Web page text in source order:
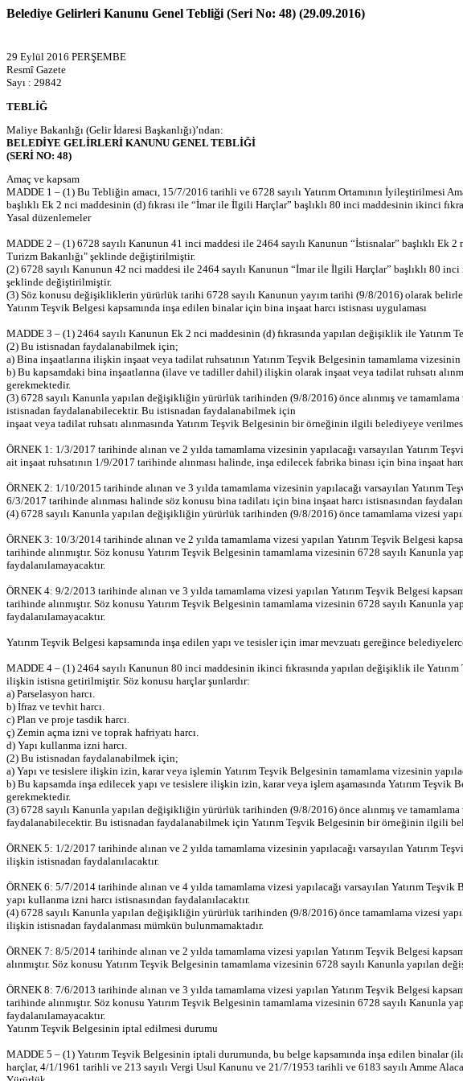
Belediye Gelirleri Kanunu Genel Tebliği (Seri No: 48) (29.09.2016)
29 Eylül 2016 PERŞEMBE
Resmî Gazete
Sayı : 29842
TEBLİĞ
Maliye Bakanlığı (Gelir İdaresi Başkanlığı)’ndan:
BELEDİYE GELİRLERİ KANUNU GENEL TEBLİĞİ
(SERİ NO: 48)
Amaç ve kapsam
MADDE 1 – (1) Bu Tebliğin amacı, 15/7/2016 tarihli ve 6728 sayılı Yatırım Ortamının İyileştirilmesi
başlıklı Ek 2 nci maddesinin (d) fıkrası ile “İmar ile İlgili Harçlar” başlıklı 80 inci maddesinin ikinci
Yasal düzenlemeler
MADDE 2 – (1) 6728 sayılı Kanunun 41 inci maddesi ile 2464 sayılı Kanunun “İstisnalar” başlıklı Ek
Turizm Bakanlığı" şeklinde değiştirilmiştir.
(2) 6728 sayılı Kanunun 42 nci maddesi ile 2464 sayılı Kanunun “İmar ile İlgili Harçlar” başlıklı 80
şeklinde değiştirilmiştir.
(3) Söz konusu değişikliklerin yürürlük tarihi 6728 sayılı Kanunun yayım tarihi (9/8/2016) olarak
Yatırım Teşvik Belgesi kapsamında inşa edilen binalar için bina inşaat harcı istisnası uygulaması
MADDE 3 – (1) 2464 sayılı Kanunun Ek 2 nci maddesinin (d) fıkrasında yapılan değişiklik ile
(2) Bu istisnadan faydalanabilmek için;
a) Bina inşaatlarına ilişkin inşaat veya tadilat ruhsatının Yatırım Teşvik Belgesinin tamamlama vizesinin
b) Bu kapsamdaki bina inşaatlarına (ilave ve tadiller dahil) ilişkin olarak inşaat veya tadilat ruhsatı
gerekmektedir.
(3) 6728 sayılı Kanunla yapılan değişikliğin yürürlük tarihinden (9/8/2016) önce alınmış ve
istisnadan faydalanabilecektir. Bu istisnadan faydalanabilmek için
inşaat veya tadilat ruhsatı alınmasında Yatırım Teşvik Belgesinin bir örneğinin ilgili belediyeye
ÖRNEK 1: 1/3/2017 tarihinde alınan ve 2 yılda tamamlama vizesinin yapılacağı varsayılan Yatırım
ait inşaat ruhsatının 1/9/2017 tarihinde alınması halinde, inşa edilecek fabrika binası için bina inşaat
ÖRNEK 2: 1/10/2015 tarihinde alınan ve 3 yılda tamamlama vizesinin yapılacağı varsayılan Yatırım
6/3/2017 tarihinde alınması halinde söz konusu bina tadilatı için bina inşaat harcı istisnasından
(4) 6728 sayılı Kanunla yapılan değişikliğin yürürlük tarihinden (9/8/2016) önce tamamlama vizesi
ÖRNEK 3: 10/3/2014 tarihinde alınan ve 2 yılda tamamlama vizesi yapılan Yatırım Teşvik Belgesi
tarihinde alınmıştır. Söz konusu Yatırım Teşvik Belgesinin tamamlama vizesinin 6728 sayılı
faydalanılamayacaktır.
ÖRNEK 4: 9/2/2013 tarihinde alınan ve 3 yılda tamamlama vizesi yapılan Yatırım Teşvik Belgesi
tarihinde alınmıştır. Söz konusu Yatırım Teşvik Belgesinin tamamlama vizesinin 6728 sayılı
faydalanılamayacaktır.
Yatırım Teşvik Belgesi kapsamında inşa edilen yapı ve tesisler için imar mevzuatı gereğince
MADDE 4 – (1) 2464 sayılı Kanunun 80 inci maddesinin ikinci fıkrasında yapılan değişiklik ile
ilişkin istisna getirilmiştir. Söz konusu harçlar şunlardır:
a) Parselasyon harcı.
b) İfraz ve tevhit harcı.
c) Plan ve proje tasdik harcı.
ç) Zemin açma izni ve toprak hafriyatı harcı.
d) Yapı kullanma izni harcı.
(2) Bu istisnadan faydalanabilmek için;
a) Yapı ve tesislere ilişkin izin, karar veya işlemin Yatırım Teşvik Belgesinin tamamlama vizesinin
b) Bu kapsamda inşa edilecek yapı ve tesislere ilişkin izin, karar veya işlem aşamasında Yatırım
gerekmektedir.
(3) 6728 sayılı Kanunla yapılan değişikliğin yürürlük tarihinden (9/8/2016) önce alınmış ve
faydalanabilecektir. Bu istisnadan faydalanabilmek için Yatırım Teşvik Belgesinin bir örneğinin ilgili
ÖRNEK 5: 1/2/2017 tarihinde alınan ve 2 yılda tamamlama vizesinin yapılacağı varsayılan Yatırım
ilişkin istisnadan faydalanılacaktır.
ÖRNEK 6: 5/7/2014 tarihinde alınan ve 4 yılda tamamlama vizesi yapılacağı varsayılan Yatırım
yapı kullanma izni harcı istisnasından faydalanılacaktır.
(4) 6728 sayılı Kanunla yapılan değişikliğin yürürlük tarihinden (9/8/2016) önce tamamlama vizesi
ilişkin istisnadan faydalanması mümkün bulunmamaktadır.
ÖRNEK 7: 8/5/2014 tarihinde alınan ve 2 yılda tamamlama vizesi yapılan Yatırım Teşvik Belgesi
alınmıştır. Söz konusu Yatırım Teşvik Belgesinin tamamlama vizesinin 6728 sayılı Kanunla yapılan
ÖRNEK 8: 7/6/2013 tarihinde alınan ve 3 yılda tamamlama vizesi yapılan Yatırım Teşvik Belgesi
tarihinde alınmıştır. Söz konusu Yatırım Teşvik Belgesinin tamamlama vizesinin 6728 sayılı
faydalanılamayacaktır.
Yatırım Teşvik Belgesinin iptal edilmesi durumu
MADDE 5 – (1) Yatırım Teşvik Belgesinin iptali durumunda, bu belge kapsamında inşa edilen
harçlar, 4/1/1961 tarihli ve 213 sayılı Vergi Usul Kanunu ve 21/7/1953 tarihli ve 6183 sayılı Amme